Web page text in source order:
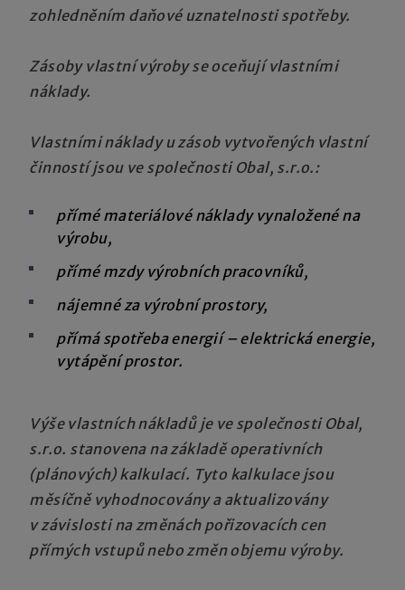
zohledněním daňové uznatelnosti spotřeby.
Zásoby vlastní výroby se oceňují vlastními
náklady.
Vlastními náklady u zásob vytvořených vlastní
činností jsou ve společnosti Obal, s.r.o.:
přímé materiálové náklady vynaložené na
výrobu,
přímé mzdy výrobních pracovníků,
nájemné za výrobní prostory,
přímá spotřeba energií – elektrická energie,
vytápění prostor.
Výše vlastních nákladů je ve společnosti Obal,
s.r.o. stanovena na základě operativních
(plánových) kalkulací. Tyto kalkulace jsou
měsíčně vyhodnocovány a aktualizovány
v závislosti na změnách pořizovacích cen
přímých vstupů nebo změn objemu výroby.